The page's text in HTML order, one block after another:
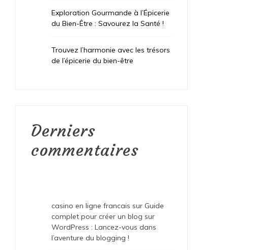
Exploration Gourmande à l’Épicerie
du Bien-Être : Savourez la Santé !
Trouvez l’harmonie avec les trésors
de l’épicerie du bien-être
Derniers
commentaires
casino en ligne francais sur Guide
complet pour créer un blog sur
WordPress : Lancez-vous dans
l’aventure du blogging !